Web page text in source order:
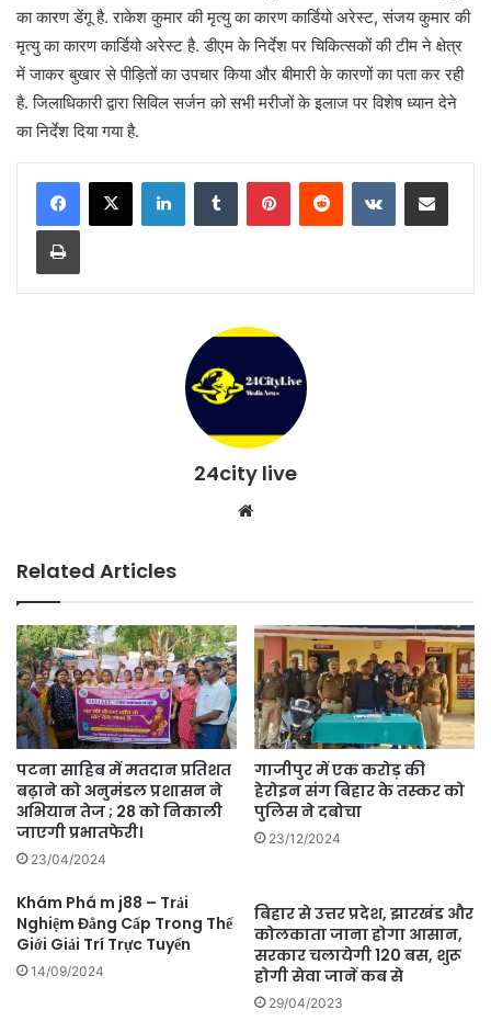
का कारण डेंगू है. राकेश कुमार की मृत्यु का कारण कार्डियो अरेस्ट, संजय कुमार की
मृत्यु का कारण कार्डियो अरेस्ट है. डीएम के निर्देश पर चिकित्सकों की टीम ने क्षेत्र
में जाकर बुखार से पीड़ितों का उपचार किया और बीमारी के कारणों का पता कर रही
है. जिलाधिकारी द्वारा सिविल सर्जन को सभी मरीजों के इलाज पर विशेष ध्यान देने
का निर्देश दिया गया है.
LinkedInTumblr PinterestReddit VKontakteShare via Email
Print
24city live
Related Articles
पटना साहिब में मतदान प्रतिशत
बढ़ाने को अनुमंडल प्रशासन ने
अभियान तेज ; 28 को निकाली
जाएगी प्रभातफेरी।
23/04/2024
गाजीपुर में एक करोड़ की
हेरोइन संग बिहार के तस्कर को
पुलिस ने दबोचा
23/12/2024
Khám Phá m j88 – Trải
Nghiệm Đẳng Cấp Trong Thế
Giới Giải Trí Trực Tuyến
14/09/2024
बिहार से उत्तर प्रदेश, झारखंड और
कोलकाता जाना होगा आसान,
सरकार चलायेगी 120 बस, शुरू
होगी सेवा जानें कब से
29/04/2023